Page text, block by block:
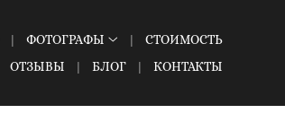
ФОТОГРАФЫ
СТОИМОСТЬ
ОТЗЫВЫ БЛОГ КОНТАКТЫ